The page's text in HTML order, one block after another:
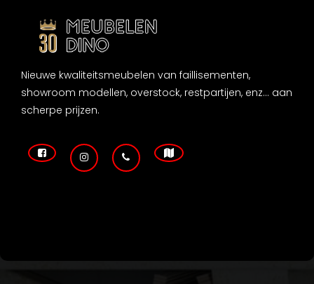
Nieuwe kwaliteitsmeubelen van faillisementen,
showroom modellen, overstock, restpartijen, enz... aan
scherpe prijzen.